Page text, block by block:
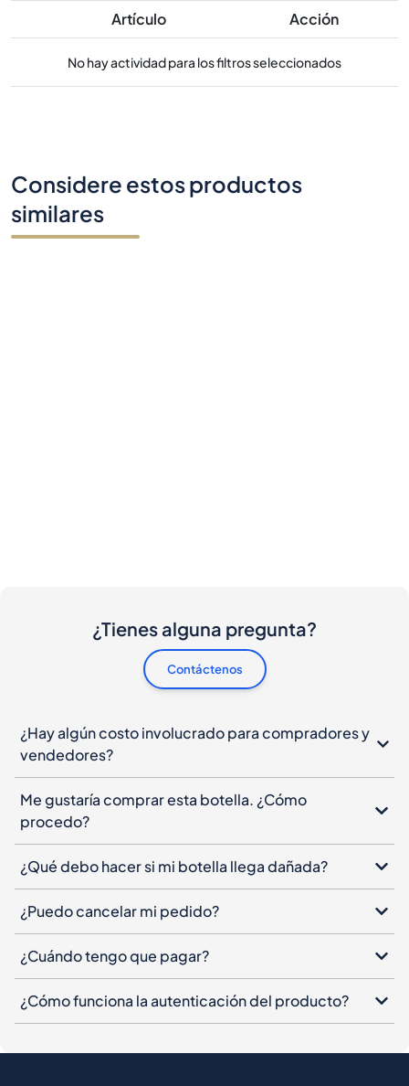
Artículo Acción
No hay actividad para los filtros seleccionados
Considere estos productos
similares
¿Tienes alguna pregunta?
Contáctenos
¿Hay algún costo involucrado para compradores y
vendedores?
Me gustaría comprar esta botella. ¿Cómo
procedo?
¿Qué debo hacer si mi botella llega dañada?
¿Puedo cancelar mi pedido?
¿Cuándo tengo que pagar?
¿Cómo funciona la autenticación del producto?